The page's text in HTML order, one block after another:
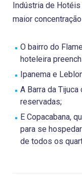
Indústria de
maior
O bairro do
hoteleira
Ipanema e
A Barra da
reservadas;
E Copacabana,
para se
de todos os